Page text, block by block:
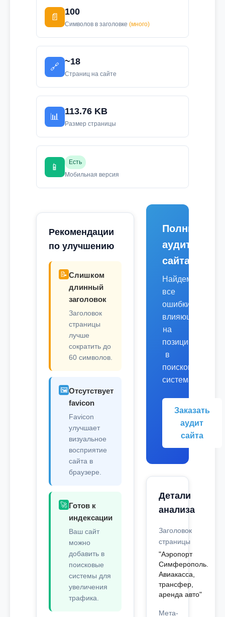
📄
100
Символов в заголовке (много)
🔗
~18
Страниц на сайте
📊
113.76 KB
Размер страницы
📱
Есть
Мобильная версия
Рекомендации
по улучшению
📝 Слишком
длинный
заголовок
Заголовок
страницы
лучше
сократить до
60 символов.
🖼️Отсутствует
favicon
Favicon
улучшает
визуальное
восприятие
сайта в
браузере.
🚀 Готов к
индексации
Ваш сайт
можно
добавить в
поисковые
системы для
увеличения
трафика.
Полный
аудит
сайта
Найдем
все
ошибки,
влияющие
на
позиции
в
поисковых
системах.
Заказать
аудит
сайта
Детали
анализа
Заголовок
страницы
"Аэропорт
Симферополь.
Авиакасса,
трансфер,
аренда авто"
Мета-